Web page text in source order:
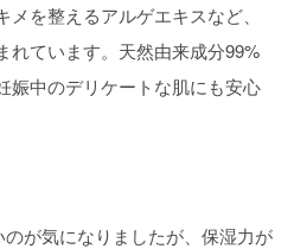
を整えるアルゲエキスなど、
れています。天然由来成分99%
娠中のデリケートな肌にも安心
が気になりましたが、保湿力が